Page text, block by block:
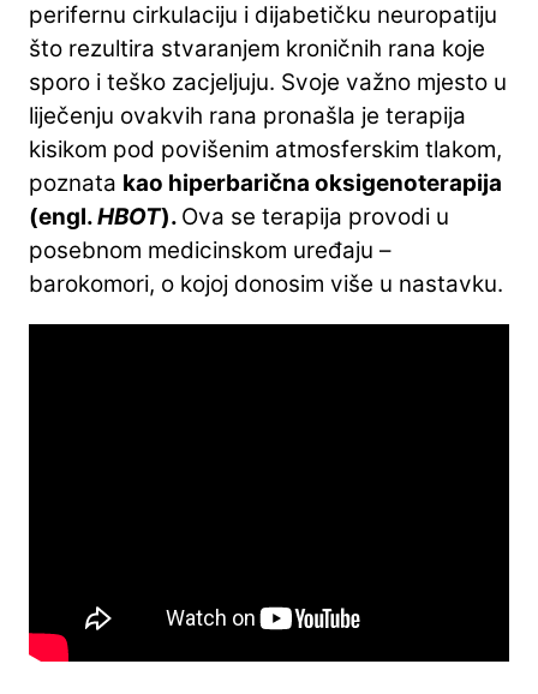
perifernu cirkulaciju i dijabetičku neuropatiju
što rezultira stvaranjem kroničnih rana koje
sporo i teško zacjeljuju. Svoje važno mjesto u
liječenju ovakvih rana pronašla je terapija
kisikom pod povišenim atmosferskim tlakom,
poznata kao hiperbarična oksigenoterapija
(engl.HBOT). Ova se terapija provodi u
posebnom medicinskom uređaju –
barokomori, o kojoj donosim više u nastavku.